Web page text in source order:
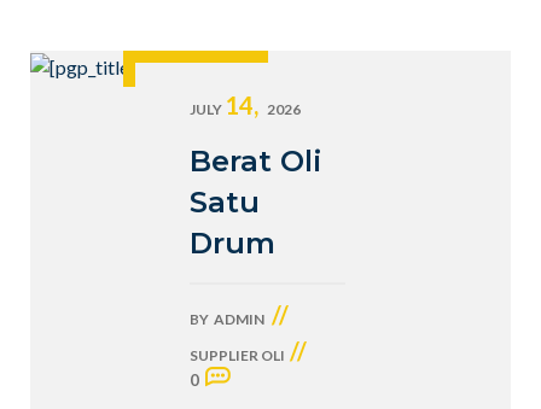
JULY 14, 2026
Berat Oli
Satu
Drum
BY ADMIN //
SUPPLIER OLI //
0